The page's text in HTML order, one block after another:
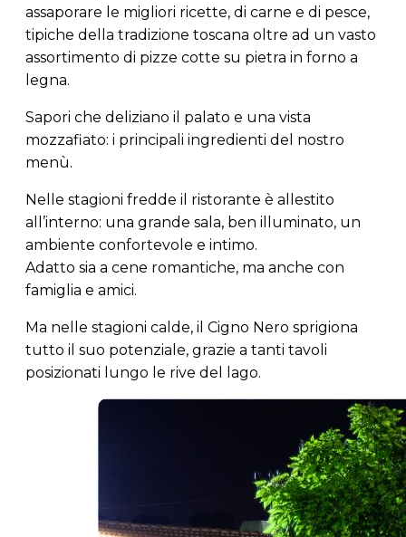
assaporare le migliori ricette, di carne e di pesce,
tipiche della tradizione toscana oltre ad un vasto
assortimento di pizze cotte su pietra in forno a
legna.
Sapori che deliziano il palato e una vista
mozzafiato: i principali ingredienti del nostro
menù.
Nelle stagioni fredde il ristorante è allestito
all’interno: una grande sala, ben illuminato, un
ambiente confortevole e intimo.
Adatto sia a cene romantiche, ma anche con
famiglia e amici.
Ma nelle stagioni calde, il Cigno Nero sprigiona
tutto il suo potenziale, grazie a tanti tavoli
posizionati lungo le rive del lago.